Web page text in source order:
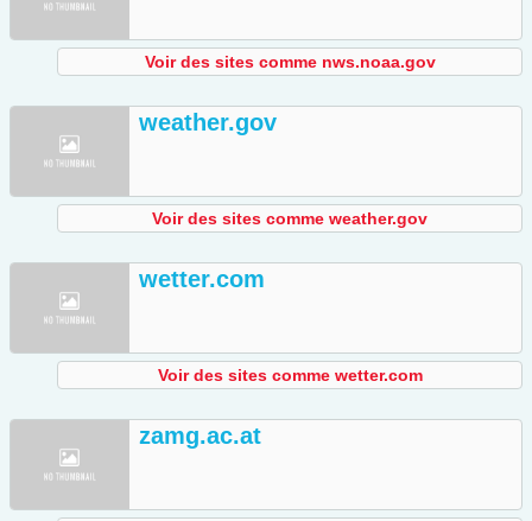
Voir des sites comme nws.noaa.gov
weather.gov
Voir des sites comme weather.gov
wetter.com
Voir des sites comme wetter.com
zamg.ac.at